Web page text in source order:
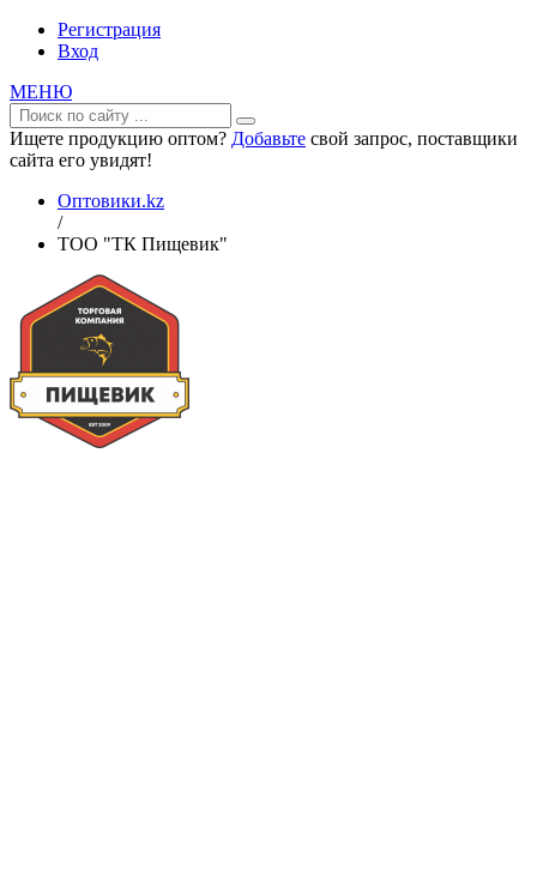
Регистрация
Вход
МЕНЮ
Ищете продукцию оптом? Добавьте свой запрос, поставщики
сайта его увидят!
Оптовики.kz
/
ТОО "ТК Пищевик"